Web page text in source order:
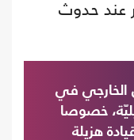
عند حدوث
الخارجي في
خصوصا
هزيلة